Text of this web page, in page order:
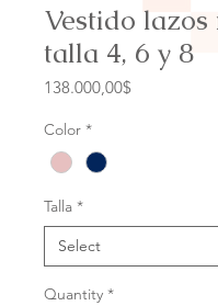
Vestido lazos
talla 4, 6 y 8
138.000,00$
Color *
Talla *
Quantity *